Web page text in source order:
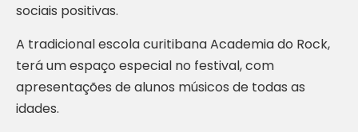
sociais positivas.
A tradicional escola curitibana Academia do Rock,
terá um espaço especial no festival, com
apresentações de alunos músicos de todas as
idades.